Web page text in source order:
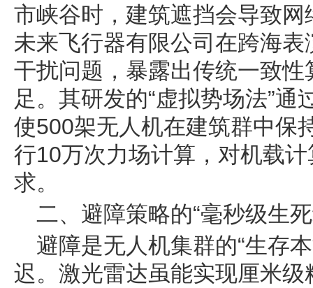
市峡谷时，建筑遮挡会导致
未来飞行器有限公司在跨海
干扰问题，暴露出传统一致
足。其研发的“虚拟势场法”
使500架无人机在建筑群中保
行10万次力场计算，对机载
求。
二、避障策略的“毫秒级生
避障是无人机集群的“生存
迟。激光雷达虽能实现厘米